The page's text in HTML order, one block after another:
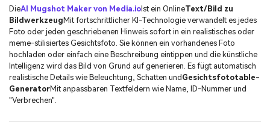
DieAI Mugshot Maker von Media.io Ist ein OnlineText/Bild zu
Bildwerkzeug Mit fortschrittlicher KI-Technologie verwandelt es jedes
Foto oder jeden geschriebenen Hinweis sofort in ein realistisches oder
meme-stilisiertes Gesichtsfoto. Sie können ein vorhandenes Foto
hochladen oder einfach eine Beschreibung eintippen und die künstliche
Intelligenz wird das Bild von Grund auf generieren. Es fügt automatisch
realistische Details wie Beleuchtung, Schatten und Gesichtsfototable-
GeneratorMit anpassbaren Textfeldern wie Name, ID-Nummer und
"Verbrechen".